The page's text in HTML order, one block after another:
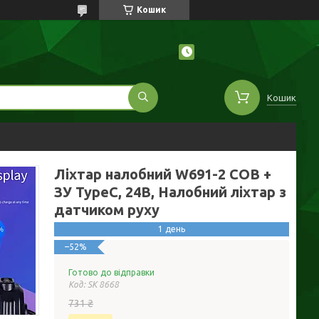
Кошик
Кошик
Ліхтар налобний W691-2 COB +
ЗУ TypeC, 24В, Налобний ліхтар з
датчиком руху
1 день
–52%
Готово до відправки
Код: SK 8668
731 ₴